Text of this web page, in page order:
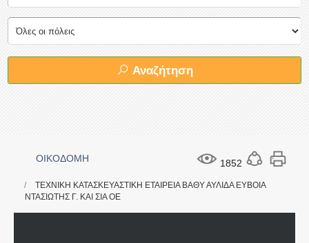
Αναζήτηση
1852
ΟΙΚΟΔΟΜΗ
ΤΕΧΝΙΚΗ ΚΑΤΑΣΚΕΥΑΣΤΙΚΗ ΕΤΑΙΡΕΙΑ ΒΑΘΥ ΑΥΛΙΔΑ ΕΥΒΟΙΑ
ΝΤΑΣΙΩΤΗΣ Γ. ΚΑΙ ΣΙΑ ΟΕ